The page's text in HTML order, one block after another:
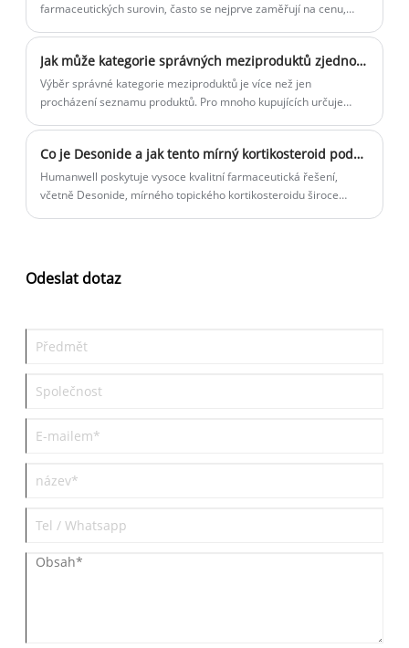
farmaceutických surovin, často se nejprve zaměřují na cenu,
strukturuje svou kategorii API.
Jak může kategorie správných meziproduktů zjednodušit získávání léčiv?
Výběr správné kategorie meziproduktů je více než jen
procházení seznamu produktů. Pro mnoho kupujících určuje
dodávky.
Co je Desonide a jak tento mírný kortikosteroid podporuje účinné ošetření pleti
Humanwell poskytuje vysoce kvalitní farmaceutická řešení,
včetně Desonide, mírného topického kortikosteroidu široce
globální zákazníky, kteří hledají účinné protizánětlivé sloučeniny.
Odeslat dotaz